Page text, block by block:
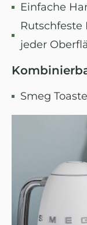
Einfache
Rutschfeste
jeder
Smeg